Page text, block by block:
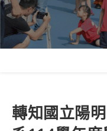
轉知國立陽